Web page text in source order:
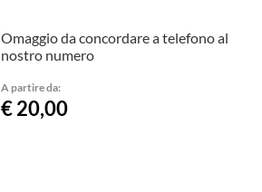
Omaggio da concordare a telefono al
nostro numero
A partire da:
€ 20,00